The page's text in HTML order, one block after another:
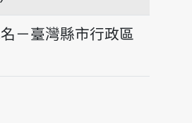
－臺灣縣市行政區